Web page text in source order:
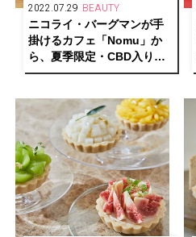
2022.07.29 BEAUTY
ニコライ・バーグマンが手
掛けるカフェ「Nomu」か
ら、夏季限定・CBD入りス
ムージーが登場